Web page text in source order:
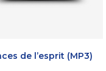
de l’esprit (MP3)